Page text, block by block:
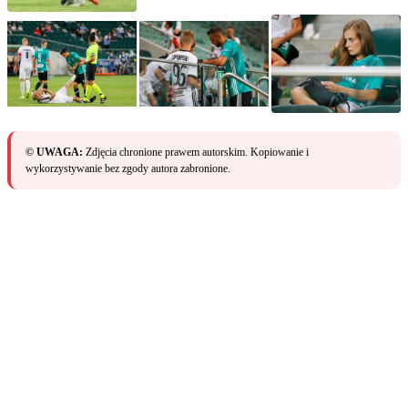
© UWAGA: Zdjęcia chronione prawem autorskim. Kopiowanie i
wykorzystywanie bez zgody autora zabronione.